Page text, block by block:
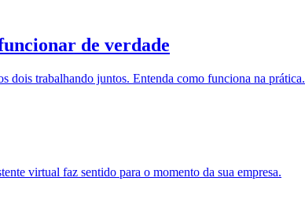
de verdade
dois trabalhando juntos. Entenda como funciona na prática.
virtual faz sentido para o momento da sua empresa.